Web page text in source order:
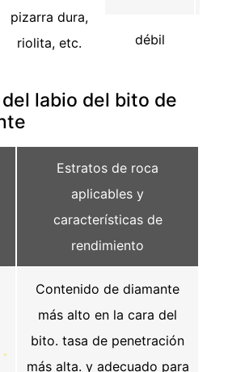
pizarra dura,
riolita, etc.
débil
del labio del bito de
Estratos de roca
aplicables y
características de
rendimiento
Contenido de diamante
más alto en la cara del
bito. tasa de penetración
más alta. y adecuado para